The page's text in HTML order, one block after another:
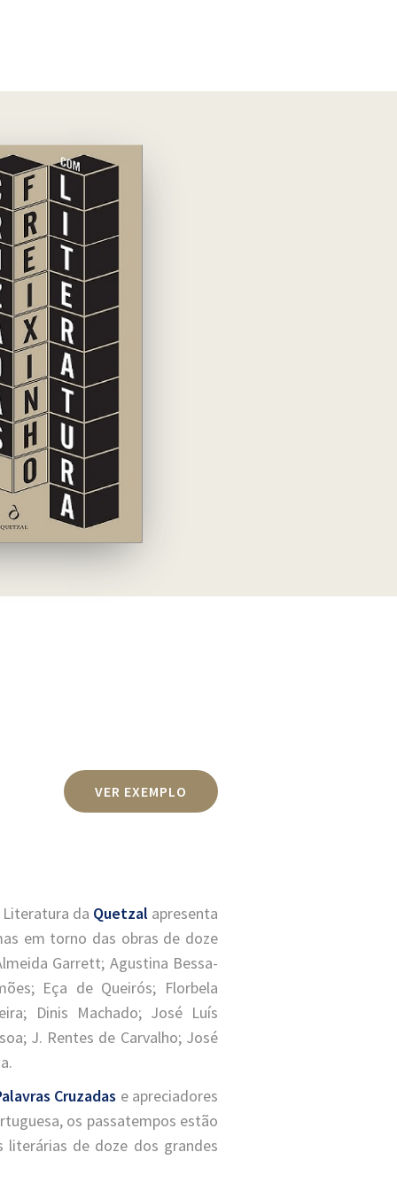
VER EXEMPLO
Literatura da Quetzal apresenta
em torno das obras de doze
Garrett; Agustina Bessa-
Eça de Queirós; Florbela
Dinis Machado; José Luís
J. Rentes de Carvalho; José
Cruzadas e apreciadores
os passatempos estão
literárias de doze dos grandes